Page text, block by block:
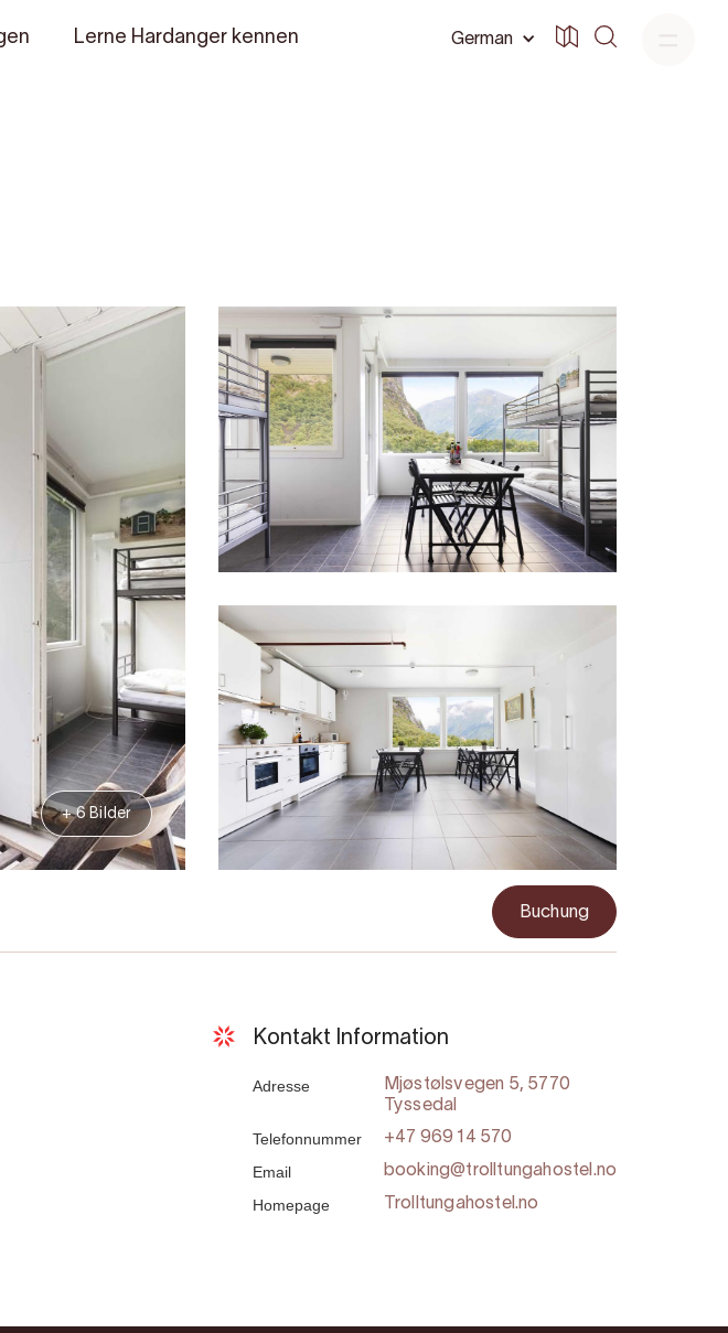
German
Lerne Hardanger kennen
+ 6 Bilder
Buchung
Kontakt Information
Adresse
Mjøstølsvegen 5, 5770
Tyssedal
Telefonnummer +47 969 14 570
Email booking@trolltungahostel.no
Homepage Trolltungahostel.no